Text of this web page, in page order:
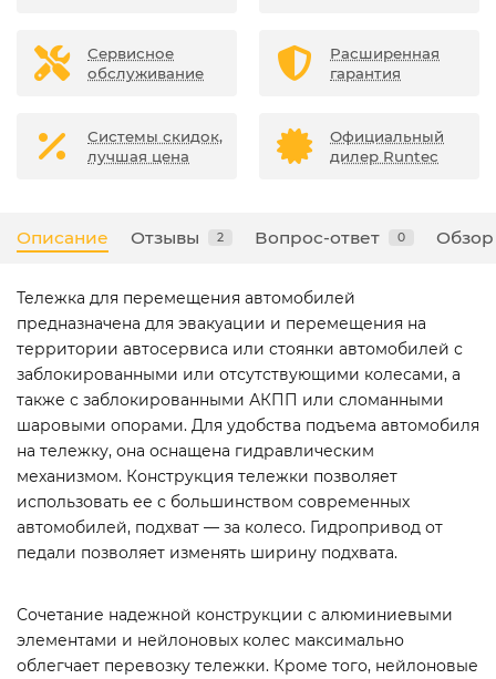
Сервисное
обслуживание
Расширенная
гарантия
Системы скидок,
лучшая цена
Официальный
дилер Runtec
Описание Отзывы 2 Вопрос-ответ 0 Обзор
Тележка для перемещения автомобилей
предназначена для эвакуации и перемещения на
территории автосервиса или стоянки автомобилей с
заблокированными или отсутствующими колесами, а
также с заблокированными АКПП или сломанными
шаровыми опорами. Для удобства подъема автомобиля
на тележку, она оснащена гидравлическим
механизмом. Конструкция тележки позволяет
использовать ее с большинством современных
автомобилей, подхват — за колесо. Гидропривод от
педали позволяет изменять ширину подхвата.
Сочетание надежной конструкции с алюминиевыми
элементами и нейлоновых колес максимально
облегчает перевозку тележки. Кроме того, нейлоновые